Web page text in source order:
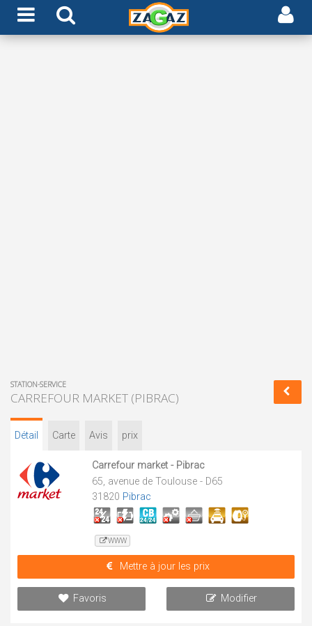
STATION-SERVICE
CARREFOUR MARKET (PIBRAC)
Détail Carte Avis prix
Carrefour market - Pibrac
65, avenue de Toulouse - D65
31820 Pibrac
WWW
Mettre à jour les prix
Favoris Modifier